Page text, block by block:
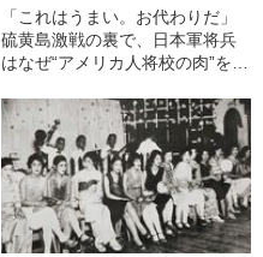
「これはうまい。お代わりだ」
硫黄島激戦の裏で、日本軍将兵
はなぜ“アメリカ人将校の肉”を食